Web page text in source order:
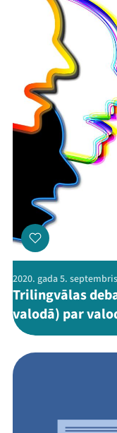
2020. gada 5. septembris
Trilingvālas
valodā) par